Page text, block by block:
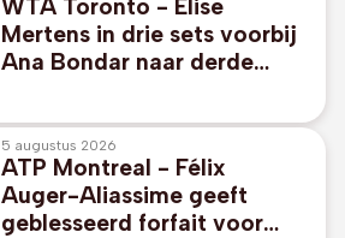
WTA Toronto - Elise
Mertens in drie sets voorbij
Ana Bondar naar derde
5 augustus 2026
ATP Montreal - Félix
Auger-Aliassime geeft
geblesseerd forfait voor